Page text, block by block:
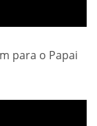
para o Papai